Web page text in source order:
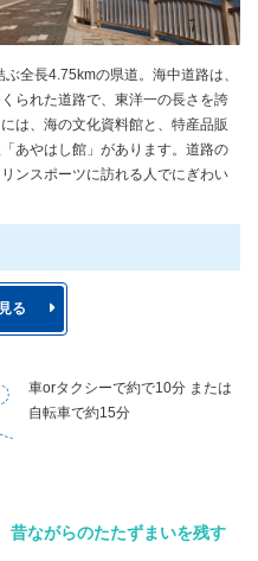
全長4.75kmの県道。海中道路は、
られた道路で、東洋一の長さを誇
は、海の文化資料館と、特産品販
あやはし館」があります。道路の
ンスポーツに訪れる人でにぎわい
る
車orタクシーで約で10分 または
自転車で約15分
昔ながらのたたずまいを残す